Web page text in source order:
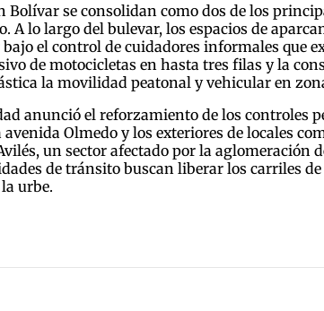
se consolidan como dos de los
lo largo del bulevar, los espacios de
el control de cuidadores informales que
de motocicletas en hasta tres filas y la
la movilidad peatonal y vehicular en
anunció el reforzamiento de los controles
Olmedo y los exteriores de locales
un sector afectado por la
de tránsito buscan liberar los carriles
urbe.